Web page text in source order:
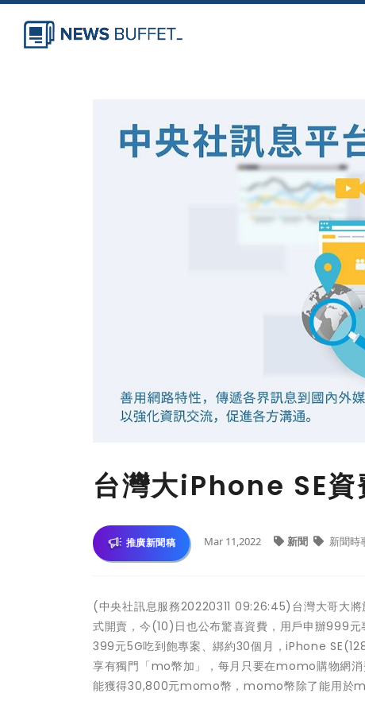
台灣大iPhone SE
推廣新聞稿 Mar 11,2022 新聞 新聞時
(中央社訊息服務20220311 09:26:45)台灣大哥大
式開賣，今(10)日也公布驚喜資費，用戶申辦999
399元5G吃到飽專案、綁約30個月，iPhone
享有獨門「mo幣加」，每月只要在momo購物網
能獲得30,800元momo幣，momo幣除了能用於